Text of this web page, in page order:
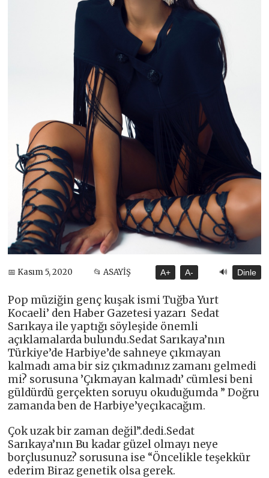
📅 Kasım 5, 2020 📂 ASAYİŞ A+ A- 🔊 Dinle
Pop müziğin genç kuşak ismi Tuğba Yurt
Kocaeli’ den Haber Gazetesi yazarı Sedat
Sarıkaya ile yaptığı söyleşide önemli
açıklamalarda bulundu.Sedat Sarıkaya’nın
Türkiye’de Harbiye’de sahneye çıkmayan
kalmadı ama bir siz çıkmadınız zamanı gelmedi
mi? sorusuna ’Çıkmayan kalmadı’ cümlesi beni
güldürdü gerçekten soruyu okuduğumda ” Doğru
zamanda ben de Harbiye’yeçıkacağım.
Çok uzak bir zaman değil”.dedi.Sedat
Sarıkaya’nın Bu kadar güzel olmayı neye
borçlusunuz? sorusuna ise “Öncelikle teşekkür
ederim Biraz genetik olsa gerek.